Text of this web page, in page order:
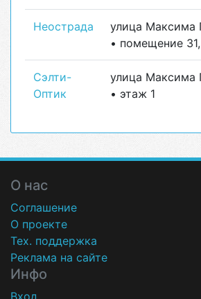
Неострада
улица Максима
• помещение
Сэлти-
Оптик
улица Максима
• этаж 1
О нас
Соглашение
О проекте
Тех. поддержка
Реклама на сайте
Инфо
Вход